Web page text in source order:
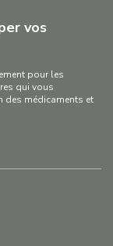
vos
pour les
qui vous
médicaments et